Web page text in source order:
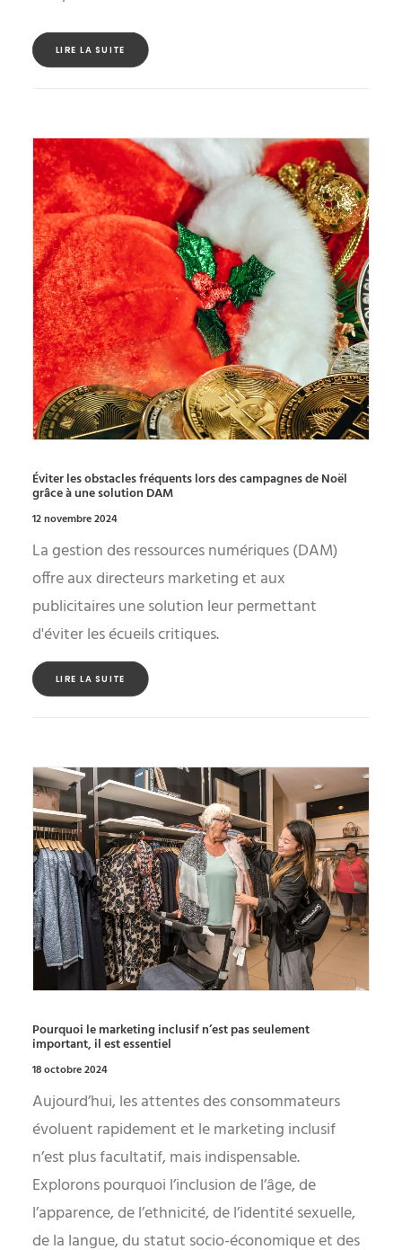
LIRE LA SUITE
Éviter les obstacles fréquents lors des campagnes de Noël
grâce à une solution DAM
12 novembre 2024
La gestion des ressources numériques (DAM)
offre aux directeurs marketing et aux
publicitaires une solution leur permettant
d'éviter les écueils critiques.
LIRE LA SUITE
Pourquoi le marketing inclusif n’est pas seulement
important, il est essentiel
18 octobre 2024
Aujourd’hui, les attentes des consommateurs
évoluent rapidement et le marketing inclusif
n’est plus facultatif, mais indispensable.
Explorons pourquoi l’inclusion de l’âge, de
l’apparence, de l’ethnicité, de l’identité sexuelle,
de la langue, du statut socio-économique et des